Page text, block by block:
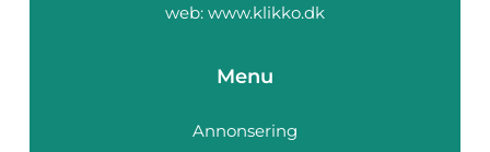
web: www.klikko.dk
Menu
Annonsering